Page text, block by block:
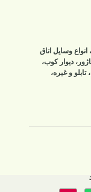
وسایل اتاق
دیوار کوب،
و غیره،